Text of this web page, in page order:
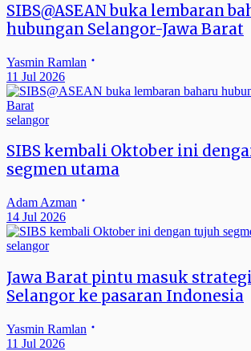
SIBS@ASEAN buka lembaran
hubungan Selangor-Jawa Barat
Yasmin Ramlan
11 Jul 2026
selangor
SIBS kembali Oktober ini
segmen utama
Adam Azman
14 Jul 2026
selangor
Jawa Barat pintu masuk
Selangor ke pasaran Indonesia
Yasmin Ramlan
11 Jul 2026